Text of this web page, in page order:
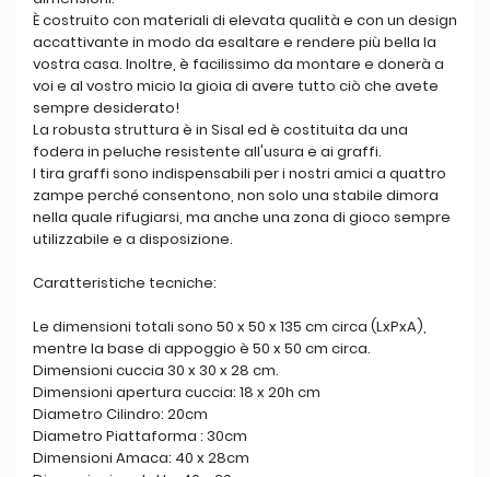
È costruito con materiali di elevata qualità e con un design
accattivante in modo da esaltare e rendere più bella la
vostra casa. Inoltre, è facilissimo da montare e donerà a
voi e al vostro micio la gioia di avere tutto ciò che avete
sempre desiderato!
La robusta struttura è in Sisal ed è costituita da una
fodera in peluche resistente all'usura e ai graffi.
I tira graffi sono indispensabili per i nostri amici a quattro
zampe perché consentono, non solo una stabile dimora
nella quale rifugiarsi, ma anche una zona di gioco sempre
utilizzabile e a disposizione.
Caratteristiche tecniche:
Le dimensioni totali sono 50 x 50 x 135 cm circa (LxPxA),
mentre la base di appoggio è 50 x 50 cm circa.
Dimensioni cuccia 30 x 30 x 28 cm.
Dimensioni apertura cuccia: 18 x 20h cm
Diametro Cilindro: 20cm
Diametro Piattaforma : 30cm
Dimensioni Amaca: 40 x 28cm